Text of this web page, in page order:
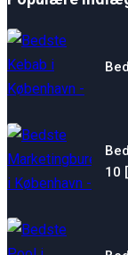
10